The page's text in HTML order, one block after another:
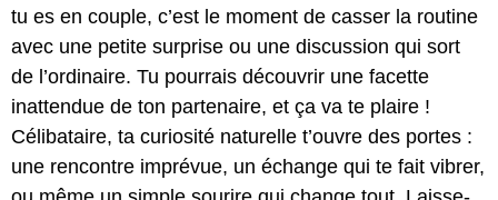
tu es en couple, c’est le moment de casser la routine
avec une petite surprise ou une discussion qui sort
de l’ordinaire. Tu pourrais découvrir une facette
inattendue de ton partenaire, et ça va te plaire !
Célibataire, ta curiosité naturelle t’ouvre des portes :
une rencontre imprévue, un échange qui te fait vibrer,